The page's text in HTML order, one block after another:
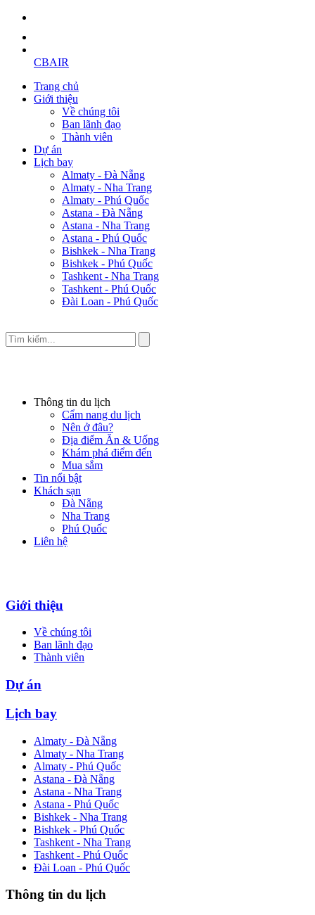
CBAIR
Trang chủ
Giới thiệu
Về chúng tôi
Ban lãnh đạo
Thành viên
Dự án
Lịch bay
Almaty - Đà Nẵng
Almaty - Nha Trang
Almaty - Phú Quốc
Astana - Đà Nẵng
Astana - Nha Trang
Astana - Phú Quốc
Bishkek - Nha Trang
Bishkek - Phú Quốc
Tashkent - Nha Trang
Tashkent - Phú Quốc
Đài Loan - Phú Quốc
Thông tin du lịch
Cẩm nang du lịch
Nên ở đâu?
Địa điểm Ăn & Uống
Khám phá điểm đến
Mua sắm
Tin nổi bật
Khách sạn
Đà Nẵng
Nha Trang
Phú Quốc
Liên hệ
Giới thiệu
Về chúng tôi
Ban lãnh đạo
Thành viên
Dự án
Lịch bay
Almaty - Đà Nẵng
Almaty - Nha Trang
Almaty - Phú Quốc
Astana - Đà Nẵng
Astana - Nha Trang
Astana - Phú Quốc
Bishkek - Nha Trang
Bishkek - Phú Quốc
Tashkent - Nha Trang
Tashkent - Phú Quốc
Đài Loan - Phú Quốc
Thông tin du lịch